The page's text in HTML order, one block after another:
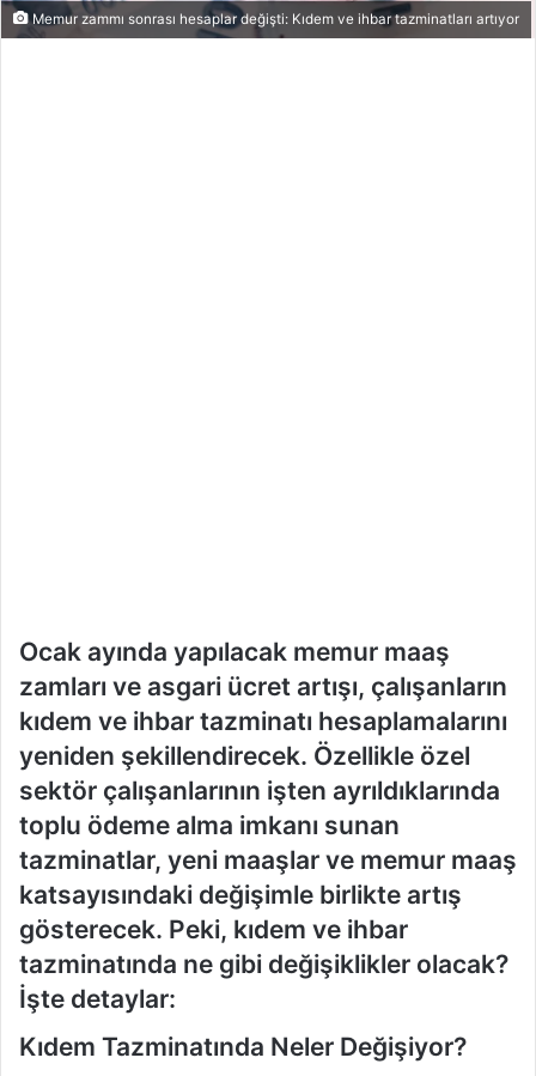
d
Memur zammı sonrası hesaplar değişti: Kıdem ve ihbar tazminatları artıyor
Ocak ayında yapılacak memur maaş
zamları ve asgari ücret artışı, çalışanların
kıdem ve ihbar tazminatı hesaplamalarını
yeniden şekillendirecek. Özellikle özel
sektör çalışanlarının işten ayrıldıklarında
toplu ödeme alma imkanı sunan
tazminatlar, yeni maaşlar ve memur maaş
katsayısındaki değişimle birlikte artış
gösterecek. Peki, kıdem ve ihbar
tazminatında ne gibi değişiklikler olacak?
İşte detaylar:
Kıdem Tazminatında Neler Değişiyor?